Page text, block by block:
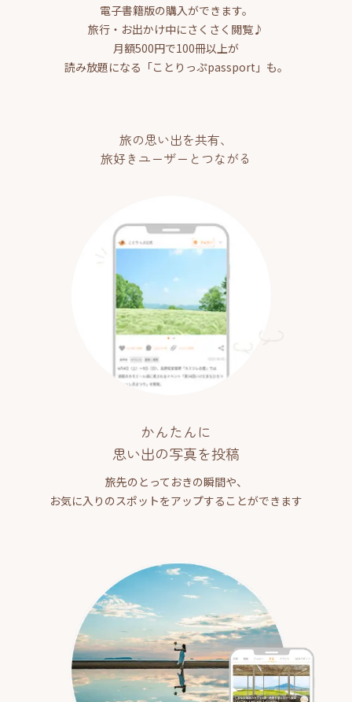
電子書籍版の購入ができます。
旅行・お出かけ中にさくさく閲覧♪
月額500円で100冊以上が
読み放題になる「ことりっぷpassport」も。
旅の思い出を共有、
旅好きユーザーとつながる
かんたんに
思い出の写真を投稿
旅先のとっておきの瞬間や、
お気に入りのスポットをアップすることができます